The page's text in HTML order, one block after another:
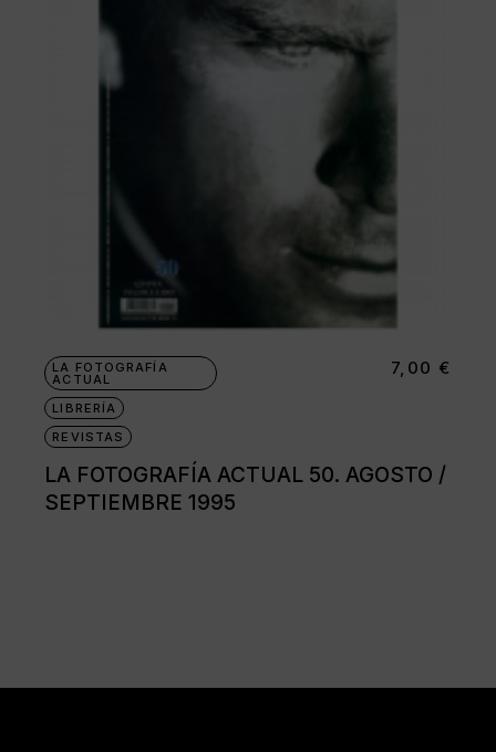
LA FOTOGRAFÍA
ACTUAL
LIBRERÍA
REVISTAS
LA FOTOGRAFÍA ACTUAL 50. AGOSTO /
SEPTIEMBRE 1995
7,00 €